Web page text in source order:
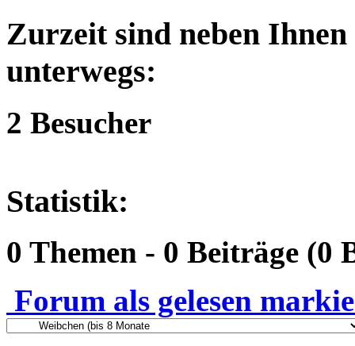
Zurzeit sind neben
unterwegs:
2 Besucher
Statistik:
0 Themen - 0 Beiträge (0
Forum als gelesen